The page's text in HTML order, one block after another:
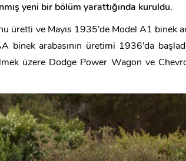
yeni bir bölüm yarattığında kuruldu.
üretti ve Mayıs 1935’de Model A1 binek
binek arabasının üretimi 1936’da
üzere Dodge Power Wagon ve